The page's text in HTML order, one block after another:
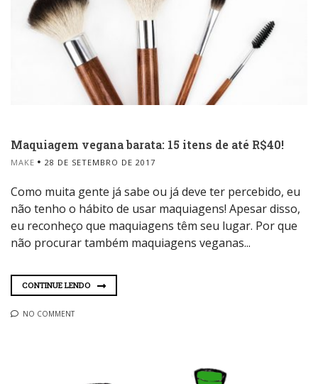
Maquiagem vegana barata: 15 itens de até R$40!
MAKE 28 DE SETEMBRO DE 2017
Como muita gente já sabe ou já deve ter percebido, eu
não tenho o hábito de usar maquiagens! Apesar disso,
eu reconheço que maquiagens têm seu lugar. Por que
não procurar também maquiagens veganas...
CONTINUE LENDO
NO COMMENT